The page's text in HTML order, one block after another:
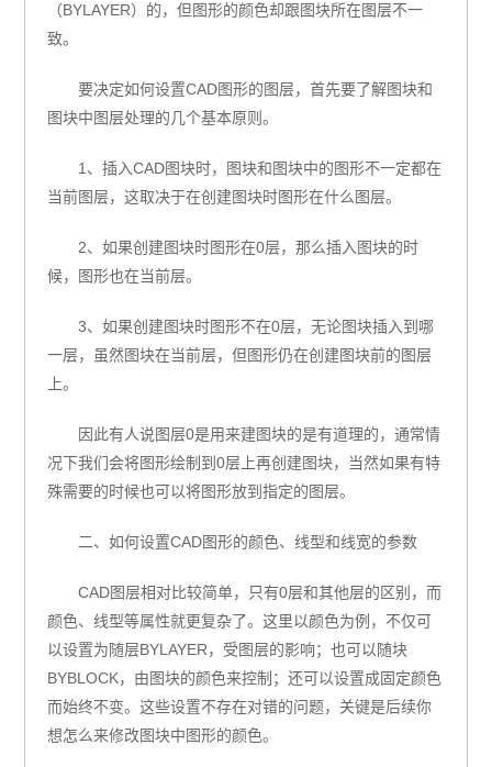
（BYLAYER）的，但图形的颜色却跟图块所在图层不一
致。
要决定如何设置CAD图形的图层，首先要了解图块和
图块中图层处理的几个基本原则。
1、插入CAD图块时，图块和图块中的图形不一定都在
当前图层，这取决于在创建图块时图形在什么图层。
2、如果创建图块时图形在0层，那么插入图块的时
候，图形也在当前层。
3、如果创建图块时图形不在0层，无论图块插入到哪
一层，虽然图块在当前层，但图形仍在创建图块前的图层
上。
因此有人说图层0是用来建图块的是有道理的，通常情
况下我们会将图形绘制到0层上再创建图块，当然如果有特
殊需要的时候也可以将图形放到指定的图层。
二、如何设置CAD图形的颜色、线型和线宽的参数
CAD图层相对比较简单，只有0层和其他层的区别，而
颜色、线型等属性就更复杂了。这里以颜色为例，不仅可
以设置为随层BYLAYER，受图层的影响；也可以随块
BYBLOCK，由图块的颜色来控制；还可以设置成固定颜色
而始终不变。这些设置不存在对错的问题，关键是后续你
想怎么来修改图块中图形的颜色。